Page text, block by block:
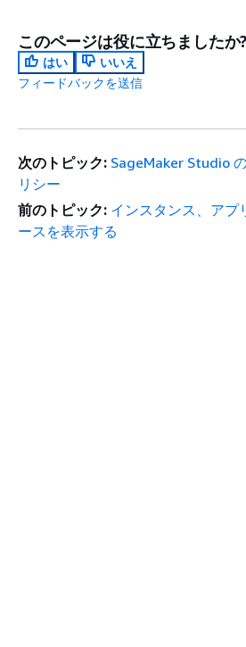
このページは役に立ちましたか?
はい
いいえ
フィードバックを送信
次のトピック: SageMaker Studio
リシー
前のトピック: インスタンス、アプ
ースを表示する